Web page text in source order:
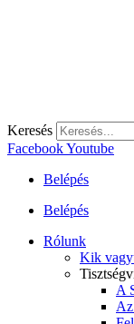
Keresés
FacebookYoutube
Belépés
Belépés
Rólunk
Kik
A